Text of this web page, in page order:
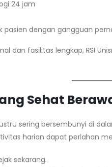
24 jam
pasien dengan gangguan
dan fasilitas lengkap, RSI
Sehat
sering bersembunyi di
harian dapat perlahan
sekarang.